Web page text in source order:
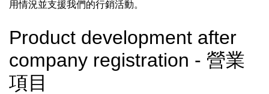
用情況並支援我們的行銷活動。
Product development after
company registration - 營業
項目